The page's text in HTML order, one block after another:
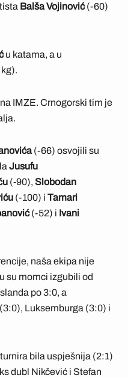
Balša Vojinović(-60)
u katama, a u
IMZE. Crnogorski tim je
(-66) osvojili su
Jusufu
(-90), Slobodan
(-100) i Tamari
(-52) i Ivani
naša ekipa nije
su momci izgubili od
po 3:0, a
Luksemburga (3:0) i
bila uspješnija (2:1)
dubl Nikčević i Stefan